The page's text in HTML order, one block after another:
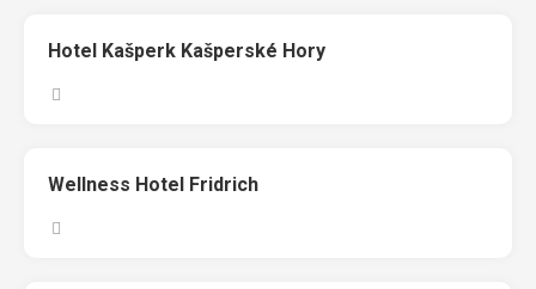
Hotel Kašperk Kašperské Hory
Wellness Hotel Fridrich